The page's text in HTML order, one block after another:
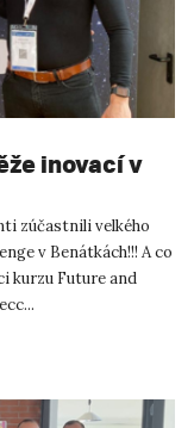
inovací v
zúčastnili velkého
v Benátkách!!! A co
kurzu Future and